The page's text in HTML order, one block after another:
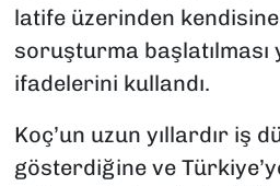
latife üzerinden
soruşturma başlatılması
ifadelerini kullandı.
Koç’un uzun yıllardır iş
gösterdiğine ve